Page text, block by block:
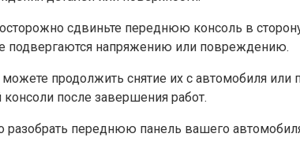
сдвиньте переднюю консоль в
подвергаются напряжению или повреждению.
продолжить снятие их с автомобиля
после завершения работ.
переднюю панель вашего